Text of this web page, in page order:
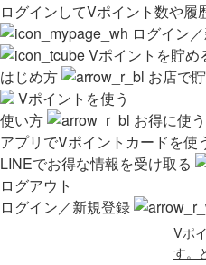
ログインしてVポイント数や履
ログイン
Vポイントを貯め
はじめ方
お店で
Vポイントを使う
使い方
お得に使う
アプリでVポイントカードを使
LINEでお得な情報を受け取る
ログアウト
ログイン／新規登録
Vポ
す。